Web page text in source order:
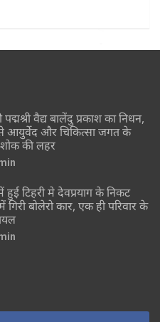
वैद्य बालेंदु प्रकाश का निधन,
आयुर्वेद और चिकित्सा जगत के
की लहर
टिहरी मे देवप्रयाग के निकट
बोलेरो कार, एक ही परिवार के